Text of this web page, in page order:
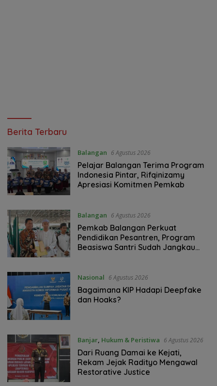
Jurnal
Berita Terbaru
Balangan 6 Agustus 2026
Pelajar Balangan Terima Program
Indonesia Pintar, Rifqinizamy
Apresiasi Komitmen Pemkab
Balangan 6 Agustus 2026
Pemkab Balangan Perkuat
Pendidikan Pesantren, Program
Beasiswa Santri Sudah Jangkau
Nasional 6 Agustus 2026
Bagaimana KIP Hadapi Deepfake
dan Hoaks?
Banjar, Hukum & Peristiwa 6 Agustus 2026
Dari Ruang Damai ke Kejati,
Rekam Jejak Radityo Mengawal
Restorative Justice